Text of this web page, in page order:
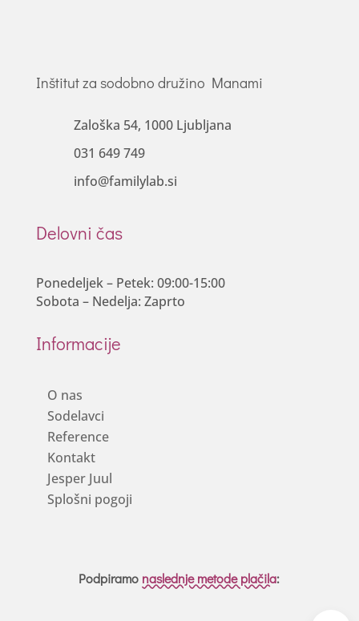
Inštitut za sodobno družino Manami
Zaloška 54, 1000 Ljubljana
031 649 749
info@familylab.si
Delovni čas
Ponedeljek – Petek: 09:00-15:00
Sobota – Nedelja: Zaprto
Informacije
O nas
Sodelavci
Reference
Kontakt
Jesper Juul
Splošni pogoji
Podpiramo naslednje metode plačila: